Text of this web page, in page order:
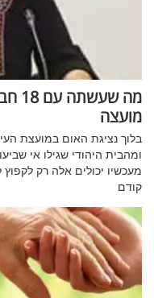
מועצה
בלוך נציגת האום במועצת
ומהבית היהודי שגילו אי
מעכשיו יכולים אלה רק
קודם